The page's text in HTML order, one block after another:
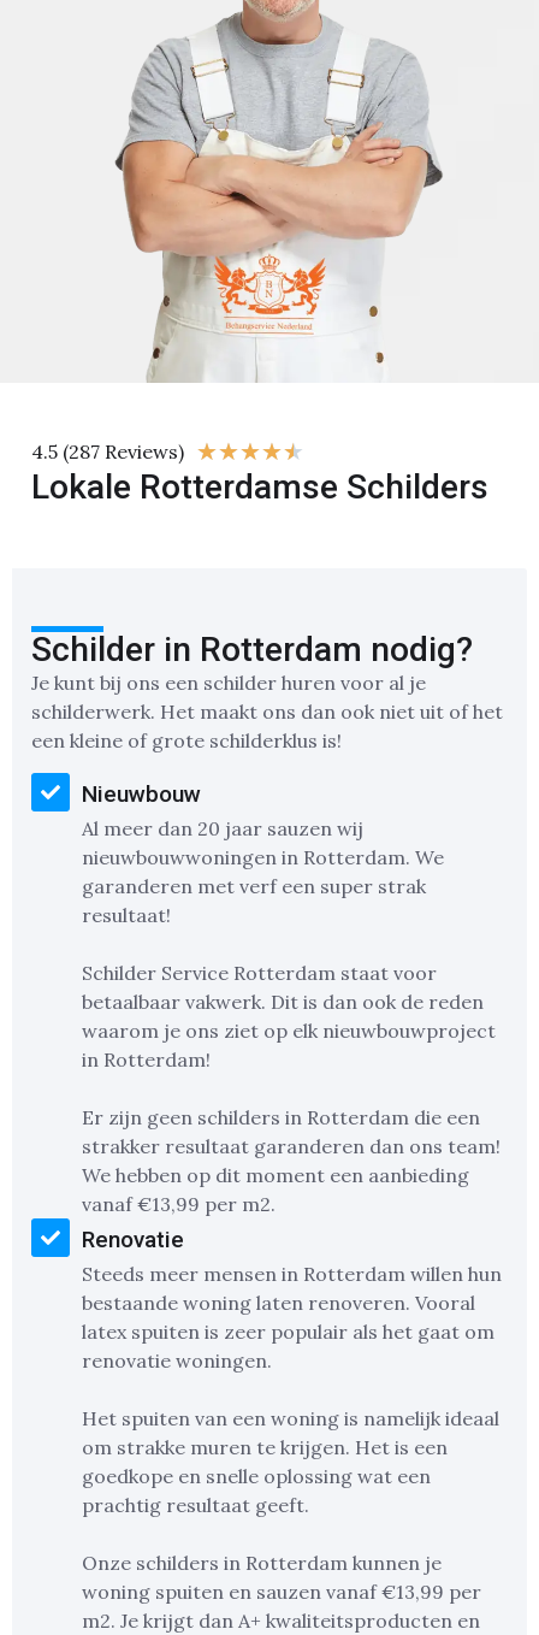
4.5 (287 Reviews) ★★★★★
Lokale Rotterdamse Schilders
Schilder in Rotterdam nodig?
Je kunt bij ons een schilder huren voor al je
schilderwerk. Het maakt ons dan ook niet uit of het
een kleine of grote schilderklus is!
Nieuwbouw
Al meer dan 20 jaar sauzen wij
nieuwbouwwoningen in Rotterdam. We
garanderen met verf een super strak
resultaat!
Schilder Service Rotterdam staat voor
betaalbaar vakwerk. Dit is dan ook de reden
waarom je ons ziet op elk nieuwbouwproject
in Rotterdam!
Er zijn geen schilders in Rotterdam die een
strakker resultaat garanderen dan ons team!
We hebben op dit moment een aanbieding
vanaf €13,99 per m2.
Renovatie
Steeds meer mensen in Rotterdam willen hun
bestaande woning laten renoveren. Vooral
latex spuiten is zeer populair als het gaat om
renovatie woningen.
Het spuiten van een woning is namelijk ideaal
om strakke muren te krijgen. Het is een
goedkope en snelle oplossing wat een
prachtig resultaat geeft.
Onze schilders in Rotterdam kunnen je
woning spuiten en sauzen vanaf €13,99 per
m2. Je krijgt dan A+ kwaliteitsproducten en